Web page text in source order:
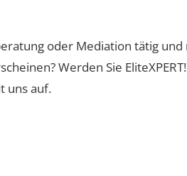
oder Mediation tätig
Werden Sie
uns auf.